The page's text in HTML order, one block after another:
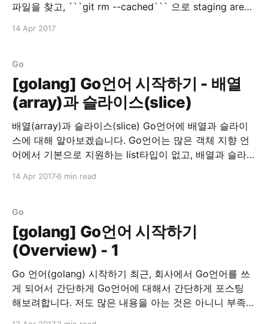
파일을 찾고, ```git rm --cached``` 으로 staging area
지지 않습니다.
14 Apr 2017
Go
[golang] Go언어 시작하기 - 배열
(array)과 슬라이스(slice)
배열(array)과 슬라이스(slice) Go언어에 배열과 슬라이
스에 대해 알아보겠습니다. Go언어는 많은 객체 지향 언
어에서 기본으로 지원하는 list타입이 없고, 배열과 슬라이
를 선언하고, 타입(type) 뒤에 초기화 할 값을 넣어줍니
[...]int{1,2,
14 Apr 20176 min read
Go
[golang] Go언어 시작하기
(Overview) - 1
Go 언어(golang) 시작하기 최근, 회사에서 Go언어를 쓰
게 되어서 간단하게 Go언어에 대해서 간단하게 포스팅
해보려합니다. 저도 많은 내용을 아는 것은 아니니 부족한